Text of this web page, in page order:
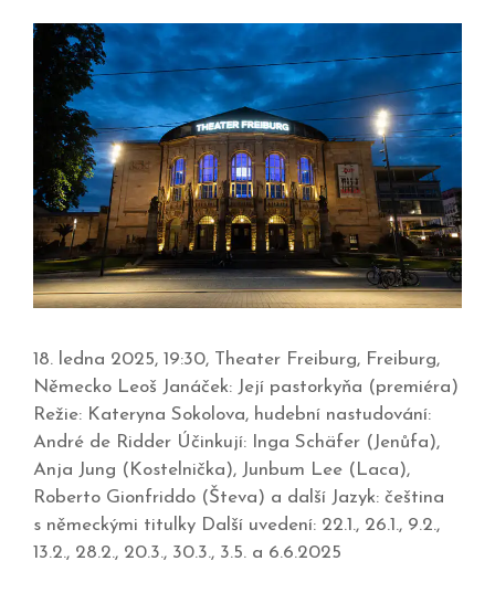
18. ledna 2025, 19:30, Theater Freiburg, Freiburg,
Německo Leoš Janáček: Její pastorkyňa (premiéra)
Režie: Kateryna Sokolova, hudební nastudování:
André de Ridder Účinkují: Inga Schäfer (Jenůfa),
Anja Jung (Kostelnička), Junbum Lee (Laca),
Roberto Gionfriddo (Števa) a další Jazyk: čeština
s německými titulky Další uvedení: 22.1., 26.1., 9.2.,
13.2., 28.2., 20.3., 30.3., 3.5. a 6.6.2025